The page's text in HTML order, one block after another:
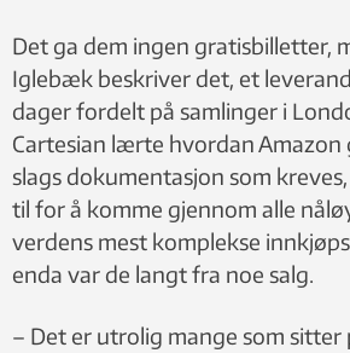
Det ga dem ingen gratisbilletter,
Iglebæk beskriver det, et
dager fordelt på samlinger i
Cartesian lærte hvordan Amazon
slags dokumentasjon som
til for å komme gjennom alle
verdens mest komplekse
enda var de langt fra noe salg.
– Det er utrolig mange som sitter